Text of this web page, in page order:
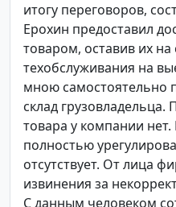
итогу переговоров,
Ерохин предоставил
товаром, оставив их на
техобслуживания на
мною самостоятельно
склад грузовладельца.
товара у компании
полностью
отсутствует. От лица
извинения за
С данным человеком